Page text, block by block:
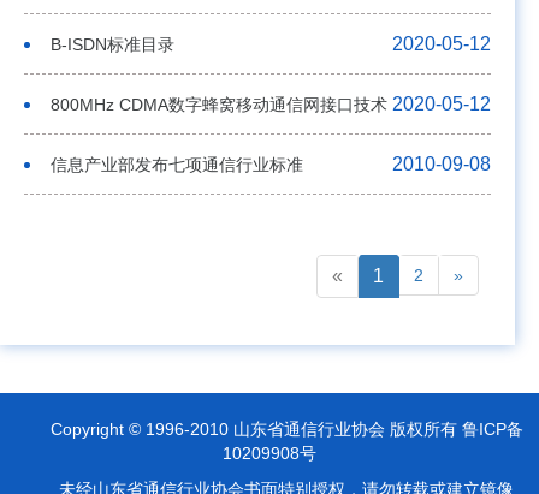
B-ISDN标准目录 2020-05-12
800MHz CDMA数字蜂窝移动通信网接口技术 2020-05-12
信息产业部发布七项通信行业标准 2010-09-08
« 1 2 »
Copyright © 1996-2010 山东省通信行业协会 版权所有 鲁ICP备
10209908号
未经山东省通信行业协会书面特别授权，请勿转载或建立镜像